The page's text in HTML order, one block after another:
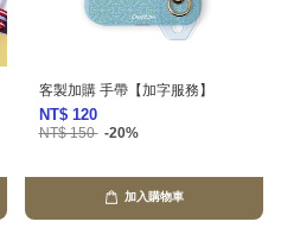
客製加購 手帶【加字服務】
NT$ 120
NT$ 150 -20%
加入購物車